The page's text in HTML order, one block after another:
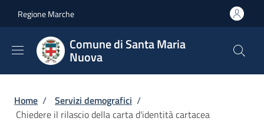
Regione Marche
Comune di Santa Maria
Nuova
Briciole di pane
Home / Servizi demografici /
Chiedere il rilascio della carta d'identità cartacea